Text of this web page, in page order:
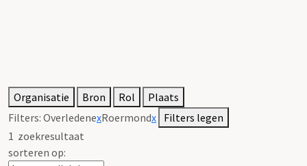
Organisatie Bron Rol
Plaats
Filters: OverledenexRoermondx Filters legen
1 zoekresultaat
sorteren op: